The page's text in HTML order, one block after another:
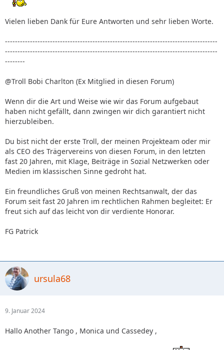
Vielen lieben Dank für Eure Antworten und sehr lieben Worte.
-------------------------------------------------------------------------------------
-------------------------------------------------------------------------------------
--------
@Troll Bobi Charlton (Ex Mitglied in diesen Forum)
Wenn dir die Art und Weise wie wir das Forum aufgebaut
haben nicht gefällt, dann zwingen wir dich garantiert nicht
hierzubleiben.
Du bist nicht der erste Troll, der meinen Projekteam oder mir
als CEO des Trägervereins von diesen Forum, in den letzten
fast 20 Jahren, mit Klage, Beiträge in Sozial Netzwerken oder
Medien im klassischen Sinne gedroht hat.
Ein freundliches Gruß von meinen Rechtsanwalt, der das
Forum seit fast 20 Jahren im rechtlichen Rahmen begleitet: Er
freut sich auf das leicht von dir verdiente Honorar.
FG Patrick
ursula68
9. Januar 2024
Hallo Another Tango , Monica und Cassedey ,